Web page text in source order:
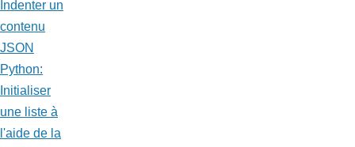
Indenter un
contenu
JSON
Python:
Initialiser
une liste à
l'aide de la